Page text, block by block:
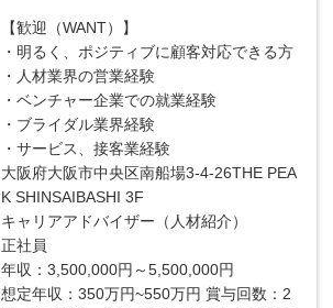
【歓迎（WANT）】
・明るく、ポジティブに顧客対応できる方
・人材業界の営業経験
・ベンチャー企業での就業経験
・ブライダル業界経験
・サービス、接客業経験
大阪府大阪市中央区南船場3-4-26THE PEA
K SHINSAIBASHI 3F
キャリアアドバイザー（人材紹介）
正社員
年収：3,500,000円～5,500,000円
想定年収：350万円~550万円 賞与回数：2